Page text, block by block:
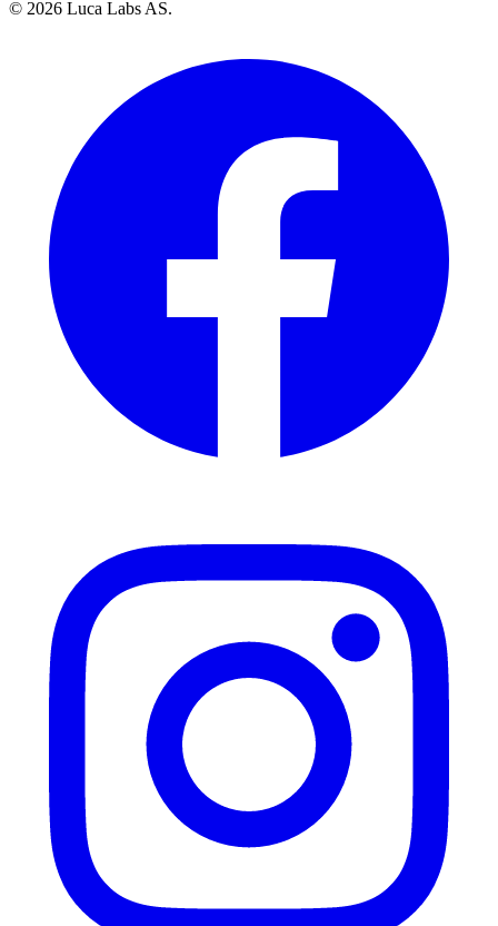
© 2026 Luca Labs AS.